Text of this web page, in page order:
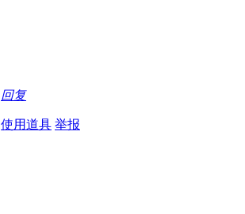
回复
使用道具 举报